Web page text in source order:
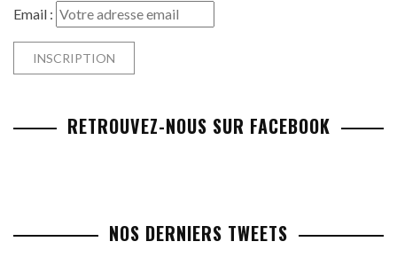
Email :
RETROUVEZ-NOUS SUR FACEBOOK
NOS DERNIERS TWEETS